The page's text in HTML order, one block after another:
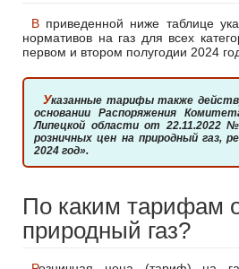
В приведенной ниже таблице указаны размеры тарифных
нормативов на газ для всех
первом и втором полугодии 2024
Указанные тарифы также действуют с 1 января 2024г. на
основании Распоряжения
Липецкой области от 22.11.2022
розничных цен на природный газ,
2024 год».
По каким тарифам
природный газ?